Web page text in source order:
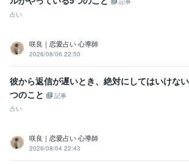
占い
咲良｜恋愛占い 心導師
2026/08/06 22:50
彼から返信が遅いとき、絶対にしてはいけな
つのこと
記事
占い
咲良｜恋愛占い 心導師
2026/08/04 22:43